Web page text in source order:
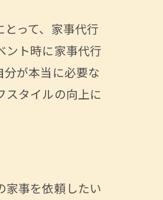
って、家事代行
ント時に家事代行
が本当に必要な
タイルの向上に
事を依頼したい